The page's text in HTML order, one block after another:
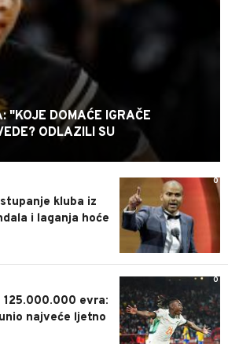
"KOJE DOMAĆE IGRAČE
ODLAZILI SU
0
kluba iz
i laganja hoće
0
125.000.000 evra:
najveće ljetno